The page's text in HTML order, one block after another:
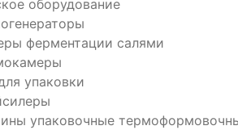
оборудование
ферментации салями
упаковки
упаковочные